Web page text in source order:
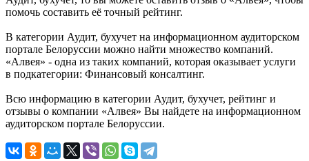
помочь составить её точный рейтинг.
В категории Аудит, бухучет на информационном аудиторском
портале Белоруссии можно найти множество компаний.
«Алвея» - одна из таких компаний, которая оказывает услуги
в подкатегории: Финансовый консалтинг.
Всю информацию в категории Аудит, бухучет, рейтинг и
отзывы о компании «Алвея» Вы найдете на информационном
аудиторском портале Белоруссии.